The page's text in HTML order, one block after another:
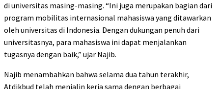
di universitas masing-masing. “Ini juga merupakan bagian dari
program mobilitas internasional mahasiswa yang ditawarkan
oleh universitas di Indonesia. Dengan dukungan penuh dari
universitasnya, para mahasiswa ini dapat menjalankan
tugasnya dengan baik,” ujar Najib.
Najib menambahkan bahwa selama dua tahun terakhir,
Atdikbud telah menjalin kerja sama dengan berbagai